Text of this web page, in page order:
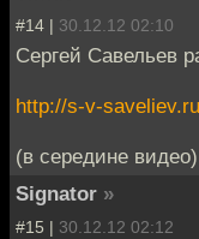
#14 | 30.12.12 02:10
Сергей Савельев
http://s-v-
(в середине видео)
Signator »
#15 | 30.12.12 02:12